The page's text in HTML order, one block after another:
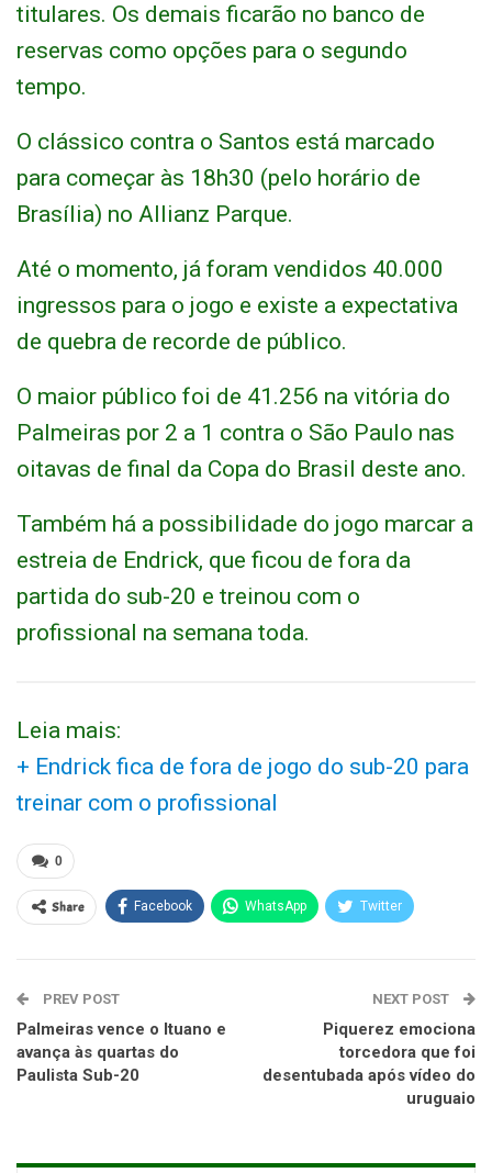
titulares. Os demais ficarão no banco de
reservas como opções para o segundo
tempo.
O clássico contra o Santos está marcado
para começar às 18h30 (pelo horário de
Brasília) no Allianz Parque.
Até o momento, já foram vendidos 40.000
ingressos para o jogo e existe a expectativa
de quebra de recorde de público.
O maior público foi de 41.256 na vitória do
Palmeiras por 2 a 1 contra o São Paulo nas
oitavas de final da Copa do Brasil deste ano.
Também há a possibilidade do jogo marcar a
estreia de Endrick, que ficou de fora da
partida do sub-20 e treinou com o
profissional na semana toda.
Leia mais:
+ Endrick fica de fora de jogo do sub-20 para
treinar com o profissional
0
Share Facebook WhatsApp Twitter
PREV POST
Palmeiras vence o Ituano e
avança às quartas do
Paulista Sub-20
NEXT POST
Piquerez emociona
torcedora que foi
desentubada após vídeo do
uruguaio